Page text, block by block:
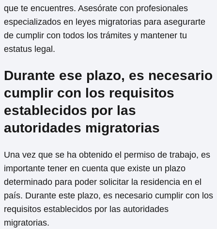
que te encuentres. Asesórate con profesionales
especializados en leyes migratorias para asegurarte
de cumplir con todos los trámites y mantener tu
estatus legal.
Durante ese plazo, es necesario
cumplir con los requisitos
establecidos por las
autoridades migratorias
Una vez que se ha obtenido el permiso de trabajo, es
importante tener en cuenta que existe un plazo
determinado para poder solicitar la residencia en el
país. Durante este plazo, es necesario cumplir con los
requisitos establecidos por las autoridades
migratorias.